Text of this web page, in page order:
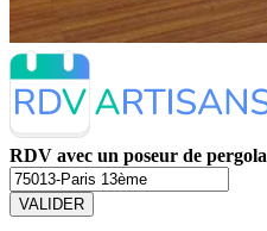
RDV avec un poseur de pergola
VALIDER